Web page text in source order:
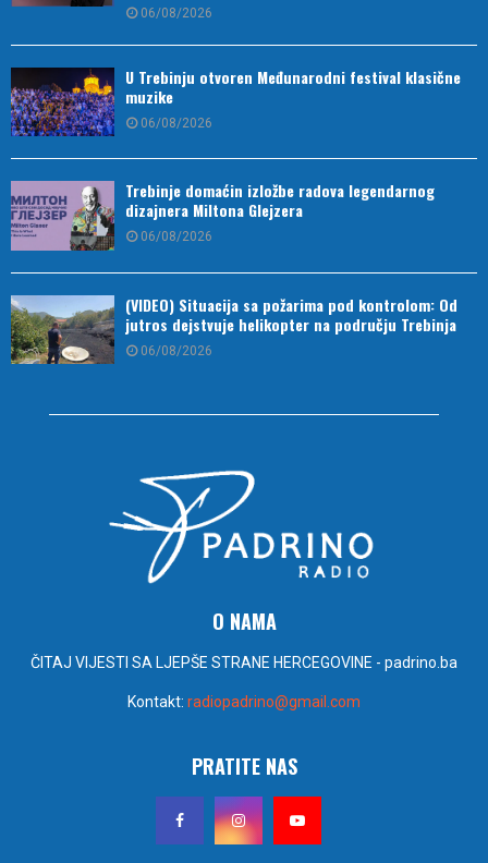
06/08/2026
U Trebinju otvoren Međunarodni festival klasične
muzike
06/08/2026
Trebinje domaćin izložbe radova legendarnog
dizajnera Miltona Glejzera
06/08/2026
(VIDEO) Situacija sa požarima pod kontrolom: Od
jutros dejstvuje helikopter na području Trebinja
06/08/2026
O NAMA
ČITAJ VIJESTI SA LJEPŠE STRANE HERCEGOVINE - padrino.ba
Kontakt: radiopadrino@gmail.com
PRATITE NAS